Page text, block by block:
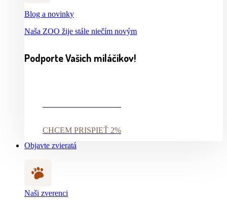
Blog a novinky
Naša ZOO žije stále niečím novým
Podporte Vašich miláčikov!
CHCEM PRISPIEŤ 2%
Objavte zvieratá
Naši zverenci